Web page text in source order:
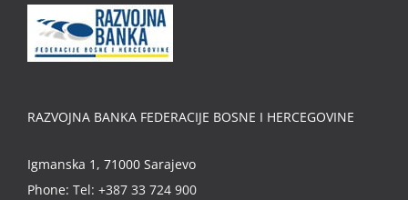
RAZVOJNA BANKA FEDERACIJE BOSNE I HERCEGOVINE
Igmanska 1, 71000 Sarajevo
Phone: Tel: +387 33 724 900